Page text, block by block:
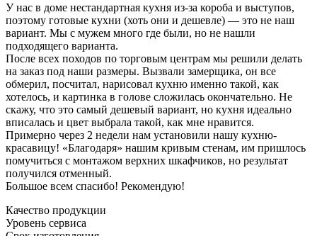
У нас в доме нестандартная кухня из-за короба и выступов,
поэтому готовые кухни (хоть они и дешевле) — это не наш
вариант. Мы с мужем много где были, но не нашли
подходящего варианта.
После всех походов по торговым центрам мы решили делать
на заказ под наши размеры. Вызвали замерщика, он все
обмерил, посчитал, нарисовал кухню именно такой, как
хотелось, и картинка в голове сложилась окончательно. Не
скажу, что это самый дешевый вариант, но кухня идеально
вписалась и цвет выбрала такой, как мне нравится.
Примерно через 2 недели нам установили нашу кухню-
красавицу! «Благодаря» нашим кривым стенам, им пришлось
помучиться с монтажом верхних шкафчиков, но результат
получился отменный.
Большое всем спасибо! Рекомендую!
Качество продукции
Уровень сервиса